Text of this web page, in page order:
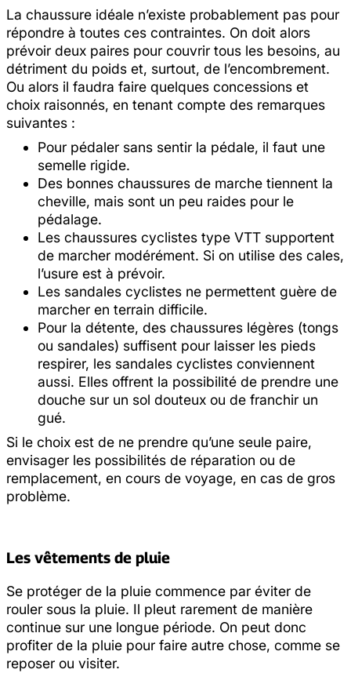
La chaussure idéale n’existe probablement pas pour
répondre à toutes ces contraintes. On doit alors
prévoir deux paires pour couvrir tous les besoins, au
détriment du poids et, surtout, de l’encombrement.
Ou alors il faudra faire quelques concessions et
choix raisonnés, en tenant compte des remarques
suivantes :
Pour pédaler sans sentir la pédale, il faut une
semelle rigide.
Des bonnes chaussures de marche tiennent la
cheville, mais sont un peu raides pour le
pédalage.
Les chaussures cyclistes type VTT supportent
de marcher modérément. Si on utilise des cales,
l’usure est à prévoir.
Les sandales cyclistes ne permettent guère de
marcher en terrain difficile.
Pour la détente, des chaussures légères (tongs
ou sandales) suffisent pour laisser les pieds
respirer, les sandales cyclistes conviennent
aussi. Elles offrent la possibilité de prendre une
douche sur un sol douteux ou de franchir un
gué.
Si le choix est de ne prendre qu’une seule paire,
envisager les possibilités de réparation ou de
remplacement, en cours de voyage, en cas de gros
problème.
Les vêtements de pluie
Se protéger de la pluie commence par éviter de
rouler sous la pluie. Il pleut rarement de manière
continue sur une longue période. On peut donc
profiter de la pluie pour faire autre chose, comme se
reposer ou visiter.